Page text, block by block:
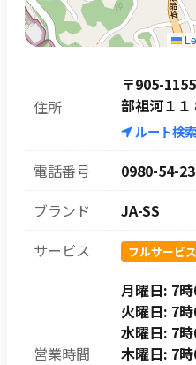
住所
〒905-
部祖河１
ルート検索
電話番号
0980-54-
ブランド
JA-SS
サービス
フルサービス
営業時間
月曜日: 7
火曜日: 7
水曜日: 7
木曜日: 7